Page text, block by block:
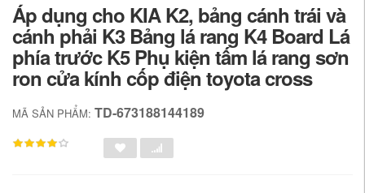
Áp dụng cho KIA K2, bảng cánh trái và
cánh phải K3 Bảng lá rang K4 Board Lá
phía trước K5 Phụ kiện tấm lá rang sơn
ron cửa kính cốp điện toyota cross
MÃ SẢN PHẨM: TD-673188144189